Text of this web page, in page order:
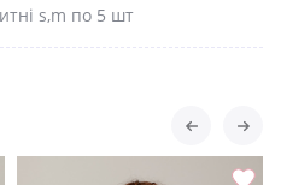
s,m по 5 шт